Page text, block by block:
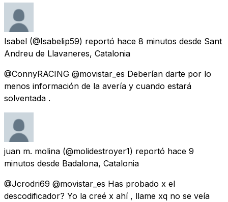
Isabel (@Isabelip59) reportó hace 8 minutos desde Sant
Andreu de Llavaneres, Catalonia
@ConnyRACING @movistar_es Deberían darte por lo
menos información de la avería y cuando estará
solventada .
juan m. molina (@molidestroyer1) reportó hace 9
minutos desde Badalona, Catalonia
@Jcrodri69 @movistar_es Has probado x el
descodificador? Yo la creé x ahí , llame xq no se veía